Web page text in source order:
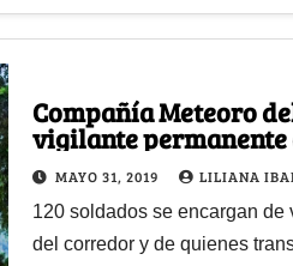
Compañía Meteoro
vigilante permanente
Risaralda-Chocó
MAYO 31, 2019 LILIANA
120 soldados se encargan de
del corredor y de quienes